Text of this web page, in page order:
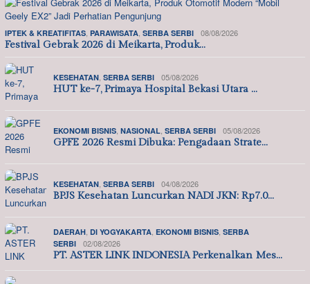
IPTEK & KREATIFITAS PARAWISATA SERBA SERBI 08/08/2026
Festival Gebrak 2026 di Meikarta, Produk…
KESEHATAN SERBA SERBI 05/08/2026
HUT ke-7, Primaya Hospital Bekasi Utara …
EKONOMI BISNIS NASIONAL SERBA SERBI 05/08/2026
GPFE 2026 Resmi Dibuka: Pengadaan Strate…
KESEHATAN SERBA SERBI 04/08/2026
BPJS Kesehatan Luncurkan NADI JKN: Rp7.0…
DAERAH DI YOGYAKARTA EKONOMI BISNIS SERBA
SERBI
02/08/2026
PT. ASTER LINK INDONESIA Perkenalkan Mes…